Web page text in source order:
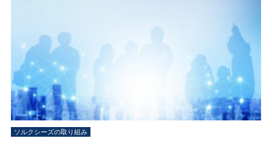
ソルクシーズの取り組み